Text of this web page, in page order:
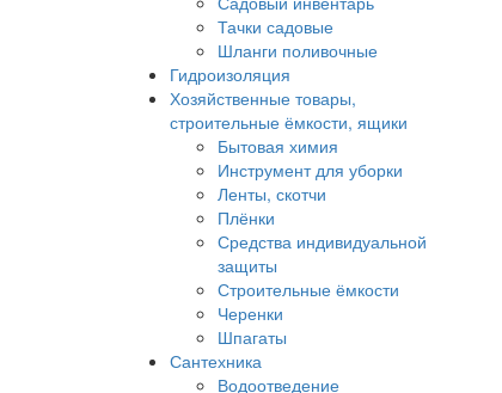
Тачки садовые
Шланги поливочные
Гидроизоляция
Хозяйственные товары,
строительные ёмкости, ящики
Бытовая химия
Инструмент для уборки
Ленты, скотчи
Плёнки
Средства индивидуальной
защиты
Строительные ёмкости
Черенки
Шпагаты
Сантехника
Водоотведение